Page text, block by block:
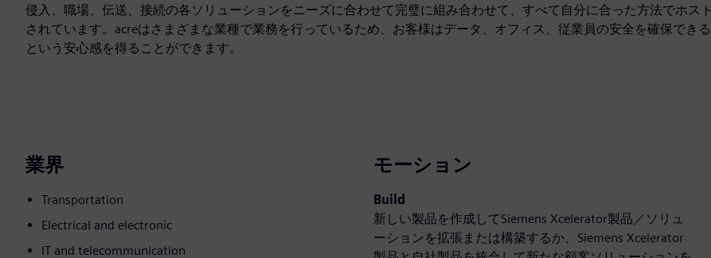
侵入、職場、伝送、接続の各ソリューションをニーズに合わせて完璧に組み合わせて、すべて自分に合った方法でホスト
されています。acreはさまざまな業種で業務を行っているため、お客様はデータ、オフィス、従業員の安全を確保できる
という安心感を得ることができます。
業界
Transportation
Electrical and electronic
IT and telecommunication
モーション
Build
新しい製品を作成してSiemens Xcelerator製品／ソリュ
ーションを拡張または構築するか、Siemens Xcelerator